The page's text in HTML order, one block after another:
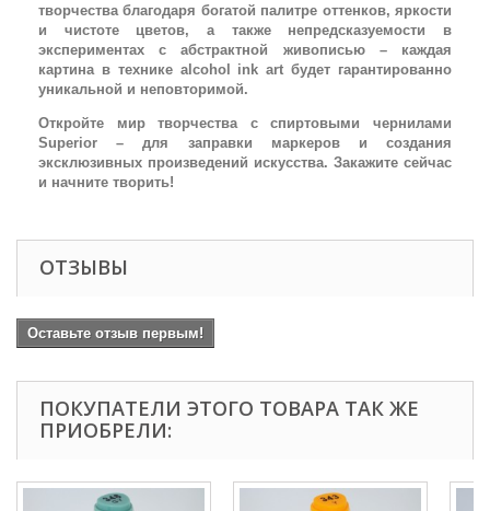
творчества благодаря богатой палитре оттенков, яркости
и чистоте цветов, а также непредсказуемости в
экспериментах с абстрактной живописью – каждая
картина в технике alcohol ink art будет гарантированно
уникальной и неповторимой.
Откройте мир творчества с спиртовыми чернилами
Superior – для заправки маркеров и создания
эксклюзивных произведений искусства. Закажите сейчас
и начните творить!
ОТЗЫВЫ
Оставьте отзыв первым!
ПОКУПАТЕЛИ ЭТОГО ТОВАРА ТАК ЖЕ
ПРИОБРЕЛИ: